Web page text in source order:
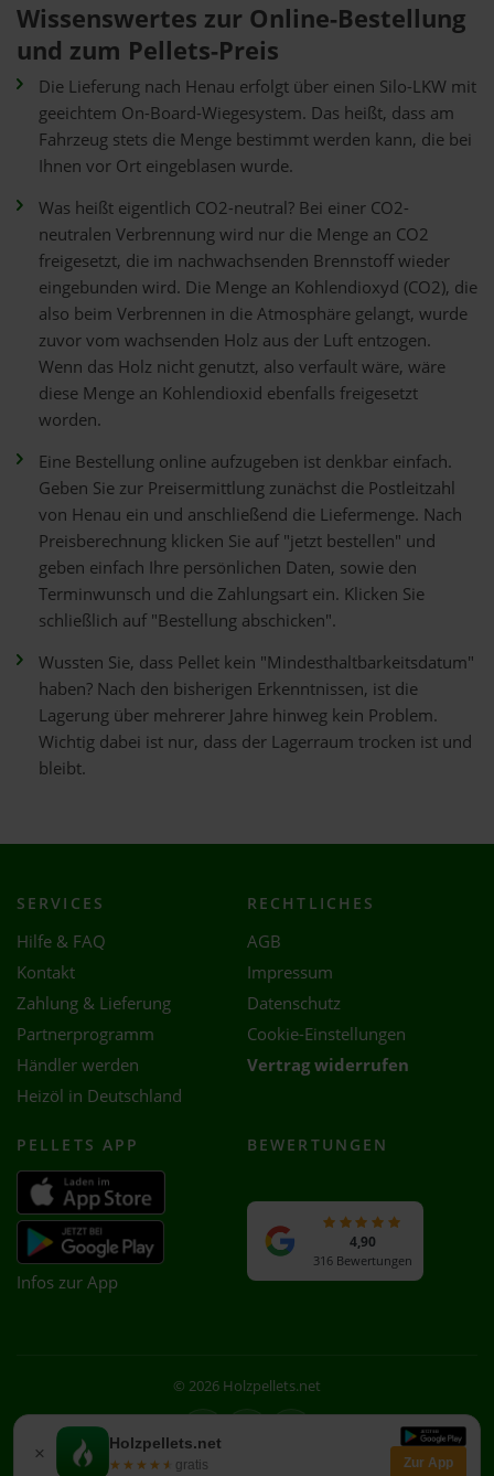
Wissenswertes zur Online-Bestellung
und zum Pellets-Preis
Die Lieferung nach Henau erfolgt über einen Silo-LKW mit
geeichtem On-Board-Wiegesystem. Das heißt, dass am
Fahrzeug stets die Menge bestimmt werden kann, die bei
Ihnen vor Ort eingeblasen wurde.
Was heißt eigentlich CO2-neutral? Bei einer CO2-
neutralen Verbrennung wird nur die Menge an CO2
freigesetzt, die im nachwachsenden Brennstoff wieder
eingebunden wird. Die Menge an Kohlendioxyd (CO2), die
also beim Verbrennen in die Atmosphäre gelangt, wurde
zuvor vom wachsenden Holz aus der Luft entzogen.
Wenn das Holz nicht genutzt, also verfault wäre, wäre
diese Menge an Kohlendioxid ebenfalls freigesetzt
worden.
Eine Bestellung online aufzugeben ist denkbar einfach.
Geben Sie zur Preisermittlung zunächst die Postleitzahl
von Henau ein und anschließend die Liefermenge. Nach
Preisberechnung klicken Sie auf "jetzt bestellen" und
geben einfach Ihre persönlichen Daten, sowie den
Terminwunsch und die Zahlungsart ein. Klicken Sie
schließlich auf "Bestellung abschicken".
Wussten Sie, dass Pellet kein "Mindesthaltbarkeitsdatum"
haben? Nach den bisherigen Erkenntnissen, ist die
Lagerung über mehrerer Jahre hinweg kein Problem.
Wichtig dabei ist nur, dass der Lagerraum trocken ist und
bleibt.
× Holzpellets.net
★★★★★
★★★★★ gratis Zur App
SERVICES
Hilfe & FAQ
Kontakt
Zahlung & Lieferung
Partnerprogramm
Händler werden
Heizöl in Deutschland
RECHTLICHES
AGB
Impressum
Datenschutz
Cookie-Einstellungen
Vertrag widerrufen
PELLETS APP
Infos zur App
BEWERTUNGEN
4,90
316 Bewertungen
© 2026 Holzpellets.net
Facebook